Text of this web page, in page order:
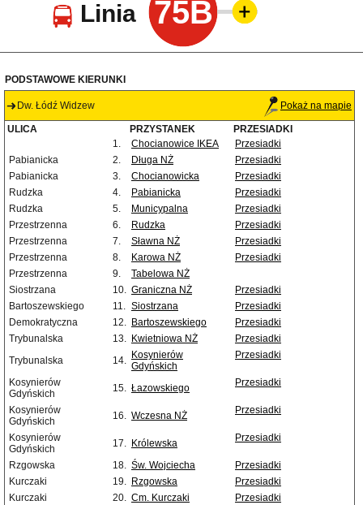
Linia 75B
PODSTAWOWE KIERUNKI
Dw. Łódź Widzew Pokaż na mapie
ULICA PRZYSTANEK
PRZESIADKI
1.
Chocianowice IKEA
Przesiadki
Pabianicka
2. Długa NŻ
Przesiadki
Pabianicka
3. Chocianowicka
Przesiadki
Rudzka
4. Pabianicka
Przesiadki
Rudzka
5. Municypalna
Przesiadki
Przestrzenna
6. Rudzka
Przesiadki
Przestrzenna
7. Sławna NŻ
Przesiadki
Przestrzenna
8. Karowa NŻ
Przesiadki
Przestrzenna
9.
Tabelowa NŻ
Siostrzana
10. Graniczna NŻ
Przesiadki
Bartoszewskiego
11. Siostrzana
Przesiadki
Demokratyczna
12. Bartoszewskiego
Przesiadki
Trybunalska
13. Kwietniowa NŻ
Przesiadki
Trybunalska
14. Kosynierów
Gdyńskich
Przesiadki
Kosynierów
Gdyńskich
15. Łazowskiego Przesiadki
Kosynierów
Gdyńskich
16. Wczesna NŻ Przesiadki
Kosynierów
Gdyńskich
17. Królewska Przesiadki
Rzgowska 18. Św. Wojciecha
Przesiadki
Kurczaki
19. Rzgowska
Przesiadki
Kurczaki
20. Cm. Kurczaki
Przesiadki